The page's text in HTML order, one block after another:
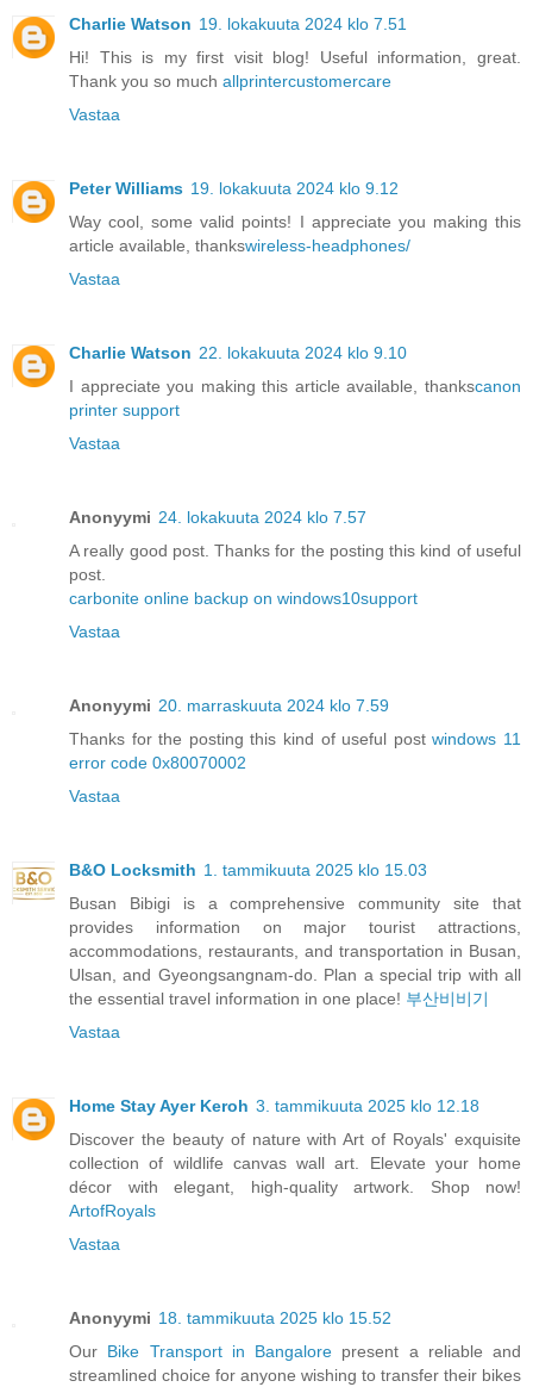
Charlie Watson 19. lokakuuta 2024 klo 7.51
Hi! This is my first visit blog! Useful information, great.
Thank you so much allprintercustomercare
Vastaa
Peter Williams 19. lokakuuta 2024 klo 9.12
Way cool, some valid points! I appreciate you making this
article available, thankswireless-headphones/
Vastaa
Charlie Watson 22. lokakuuta 2024 klo 9.10
I appreciate you making this article available, thankscanon
printer support
Vastaa
Anonyymi 24. lokakuuta 2024 klo 7.57
A really good post. Thanks for the posting this kind of useful
post.
carbonite online backup on windows10support
Vastaa
Anonyymi 20. marraskuuta 2024 klo 7.59
Thanks for the posting this kind of useful postwindows 11
error code 0x80070002
Vastaa
B&O Locksmith 1. tammikuuta 2025 klo 15.03
Busan Bibigi is a comprehensive community site that
provides information on major tourist attractions,
accommodations, restaurants, and transportation in Busan,
Ulsan, and Gyeongsangnam-do. Plan a special trip with all
the essential travel information in one place! 부산비비기
Vastaa
Home Stay Ayer Keroh 3. tammikuuta 2025 klo 12.18
Discover the beauty of nature with Art of Royals' exquisite
collection of wildlife canvas wall art. Elevate your home
décor with elegant, high-quality artwork. Shop now!
ArtofRoyals
Vastaa
Anonyymi 18. tammikuuta 2025 klo 15.52
Our Bike Transport in Bangalore present a reliable and
streamlined choice for anyone wishing to transfer their bikes